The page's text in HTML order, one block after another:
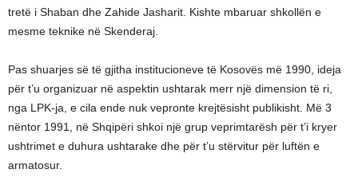
tretë i Shaban dhe Zahide Jasharit. Kishte mbaruar shkollën e
mesme teknike në Skenderaj.
Pas shuarjes së të gjitha institucioneve të Kosovës më 1990, ideja
për t’u organizuar në aspektin ushtarak merr një dimension të ri,
nga LPK-ja, e cila ende nuk vepronte krejtësisht publikisht. Më 3
nëntor 1991, në Shqipëri shkoi një grup veprimtarësh për t’i kryer
ushtrimet e duhura ushtarake dhe për t’u stërvitur për luftën e
armatosur.